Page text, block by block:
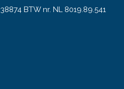
BTW nr. NL 8019.89.541